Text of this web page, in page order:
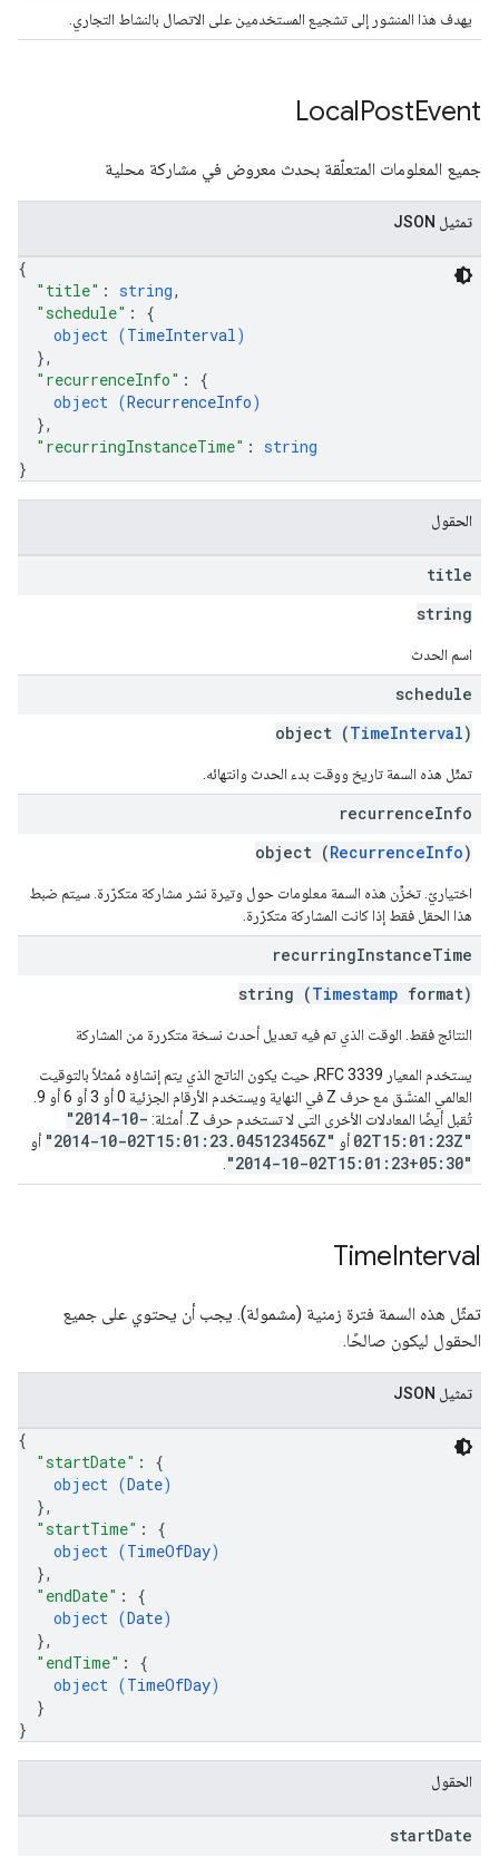
يهدف هذا المنشور إلى تشجيع المستخدمين على الاتصال بالنشاط التجاري.
LocalPostEvent
جميع المعلومات المتعلّقة بحدث معروض في مشاركة محلية
تمثيل JSON
{
"title" : string,
"schedule" : {
object (TimeInterval)
},
"recurrenceInfo" : {
object (RecurrenceInfo)
},
"recurringInstanceTime" : string
}
الحقول
title
string
اسم الحدث
schedule
object (TimeInterval)
تمثّل هذه السمة تاريخ ووقت بدء الحدث وانتهائه.
recurrenceInfo
object (RecurrenceInfo)
اختياريّ. تخزِّن هذه السمة معلومات حول وتيرة نشر مشاركة متكرّرة. سيتم ضبط
هذا الحقل فقط إذا كانت المشاركة متكرّرة.
recurringInstanceTime
string (Timestamp format)
النتائج فقط. الوقت الذي تم فيه تعديل أحدث نسخة متكررة من المشاركة
يستخدم المعيار RFC 3339، حيث يكون الناتج الذي يتم إنشاؤه مُمثلاً بالتوقيت
تُقبل أيضًا المعادلات الأخرى التي لا تستخدم حرف Z. أمثلة:
"2014-10-
02T15:01:23Z" أو "2014-10-02T15:01:23.045123456Z" أو
"2014-10-02T15:01:23+05:30"
TimeInterval
تمثّل هذه السمة فترة زمنية (مشمولة). يجب أن يحتوي على جميع
الحقول ليكون صالحًا.
تمثيل JSON
{
"startDate" : {
object (Date)
},
"startTime" : {
object (TimeOfDay)
},
"endDate" : {
object (Date)
},
"endTime" : {
object (TimeOfDay)
}
}
الحقول
startDate